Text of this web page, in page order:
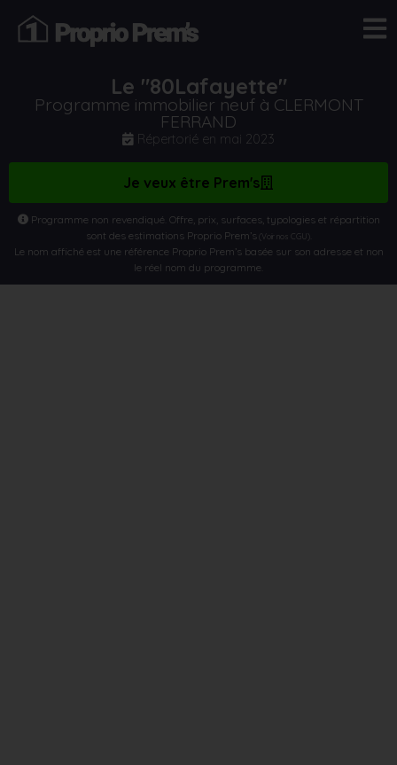
Le "80Lafayette"
Programme immobilier neuf à CLERMONT
FERRAND
Répertorié en mai 2023
Je veux être Prem's
Programme non revendiqué. Offre, prix, surfaces, typologies et répartition
sont des estimations Proprio Prem’s(Voir nos CGU)
Le nom affiché est une référence Proprio Prem’s basée sur son adresse et non
le réel nom du programme.